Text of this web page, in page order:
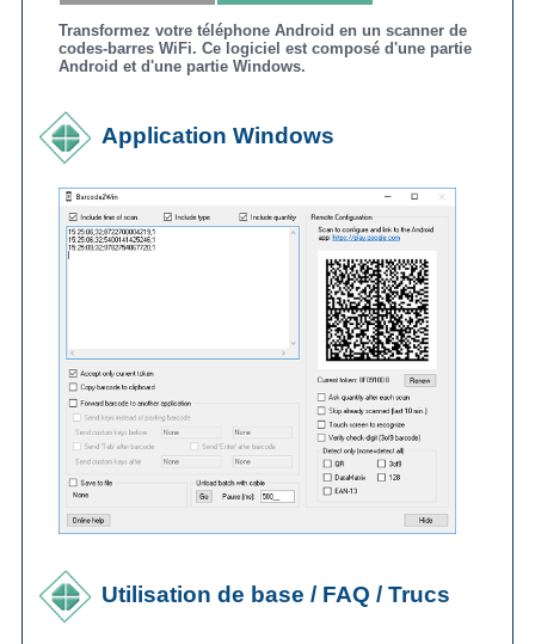
Transformez votre téléphone Android en un scanner de
codes-barres WiFi. Ce logiciel est composé d'une partie
Android et d'une partie Windows.
Application Windows
Utilisation de base / FAQ / Trucs